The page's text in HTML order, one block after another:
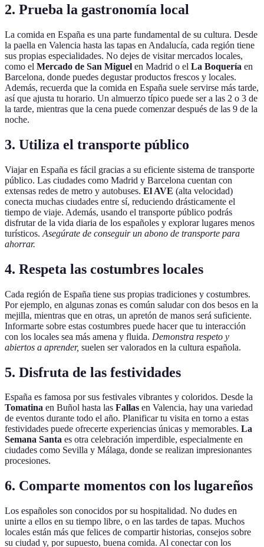
2. Prueba la gastronomía local
La comida en España es una parte fundamental de su cultura. Desde
la paella en Valencia hasta las tapas en Andalucía, cada región tiene
sus propias especialidades. No dejes de visitar mercados locales,
como el Mercado de San Miguel en Madrid o el La Boquería en
Barcelona, donde puedes degustar productos frescos y locales.
Además, recuerda que la comida en España suele servirse más tarde,
así que ajusta tu horario. Un almuerzo típico puede ser a las 2 o 3 de
la tarde, mientras que la cena puede comenzar después de las 9 de la
noche.
3. Utiliza el transporte público
Viajar en España es fácil gracias a su eficiente sistema de transporte
público. Las ciudades como Madrid y Barcelona cuentan con
extensas redes de metro y autobuses. El AVE (alta velocidad)
conecta muchas ciudades entre sí, reduciendo drásticamente el
tiempo de viaje. Además, usando el transporte público podrás
disfrutar de la vida diaria de los españoles y explorar lugares menos
turísticos. Asegúrate de conseguir un abono de transporte para
ahorrar.
4. Respeta las costumbres locales
Cada región de España tiene sus propias tradiciones y costumbres.
Por ejemplo, en algunas zonas es común saludar con dos besos en la
mejilla, mientras que en otras, un apretón de manos será suficiente.
Informarte sobre estas costumbres puede hacer que tu interacción
con los locales sea más amena y fluida. Demonstra respeto y
abiertos a aprender, suelen ser valorados en la cultura española.
5. Disfruta de las festividades
España es famosa por sus festivales vibrantes y coloridos. Desde la
Tomatina en Buñol hasta las Fallas en Valencia, hay una variedad
de eventos durante todo el año. Planificar tu visita en torno a estas
festividades puede ofrecerte experiencias únicas y memorables. La
Semana Santa es otra celebración imperdible, especialmente en
ciudades como Sevilla y Málaga, donde se realizan impresionantes
procesiones.
6. Comparte momentos con los lugareños
Los españoles son conocidos por su hospitalidad. No dudes en
unirte a ellos en su tiempo libre, o en las tardes de tapas. Muchos
locales están más que felices de compartir historias, consejos sobre
su ciudad y, por supuesto, buena comida. Al conectar con los